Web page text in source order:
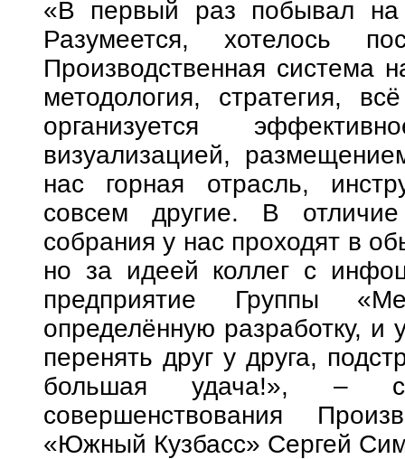
«В первый раз побывал
Разумеется, хотелось
Производственная система
методология, стратегия,
организуется
визуализацией,
нас горная отрасль,
совсем другие. В
собрания у нас проходят в
но за идеей коллег с
предприятие Группы
определённую разработку, и
перенять друг у друга,
большая удача!», –
совершенствования
«Южный Кузбасс» Сергей